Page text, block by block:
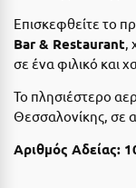
Ι
Ιεράπετρα
Ιθάκη
Επισκεφθείτε το
Bar & Restaurant,
σε ένα φιλικό και
Το πλησιέστερο
Θεσσαλονίκης, σε
Αριθμός Αδείας: